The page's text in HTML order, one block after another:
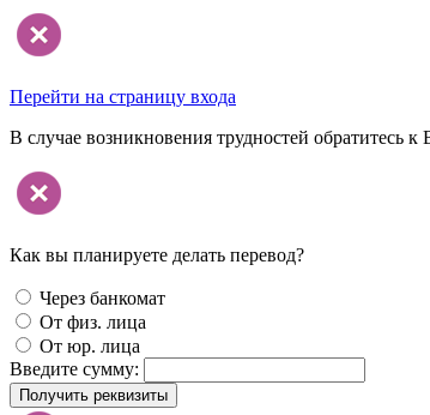
Перейти на страницу входа
В случае возникновения трудностей обратитесь
Как вы планируете делать перевод?
Через банкомат
От физ. лица
От юр. лица
Введите сумму:
Получить реквизиты